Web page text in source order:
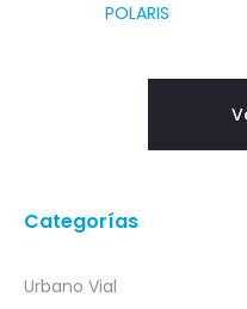
POLARIS
Categorías
Urbano Vial